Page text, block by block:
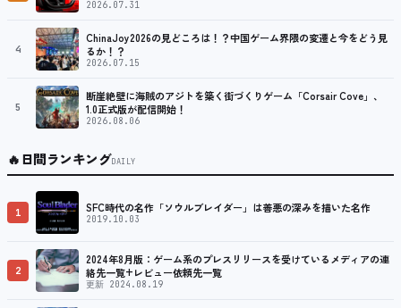
ング／フライトシム向けコントローラーを中心に、幅広くラインナッ
2026.07.31
4
ChinaJoy2026の見どころは！？中国ゲーム界隈の変遷と今をどう見
るか！？
2026.07.15
5
断崖絶壁に海賊のアジトを築く街づくりゲーム「Corsair Cove」、
1.0正式版が配信開始！
2026.08.06
🔥日間ランキングDAILY
1 SFC時代の名作「ソウルブレイダー」は善悪の深みを描いた名作
2019.10.03
2
2024年8月版：ゲーム系のプレスリリースを受けているメディアの連
絡先一覧+レビュー依頼先一覧
更新 2024.08.19